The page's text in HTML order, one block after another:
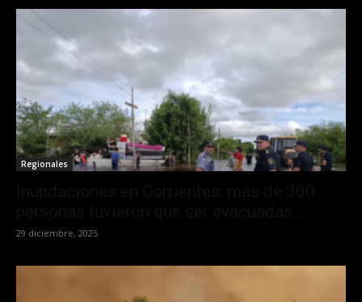
Regionales
29 diciembre, 2025